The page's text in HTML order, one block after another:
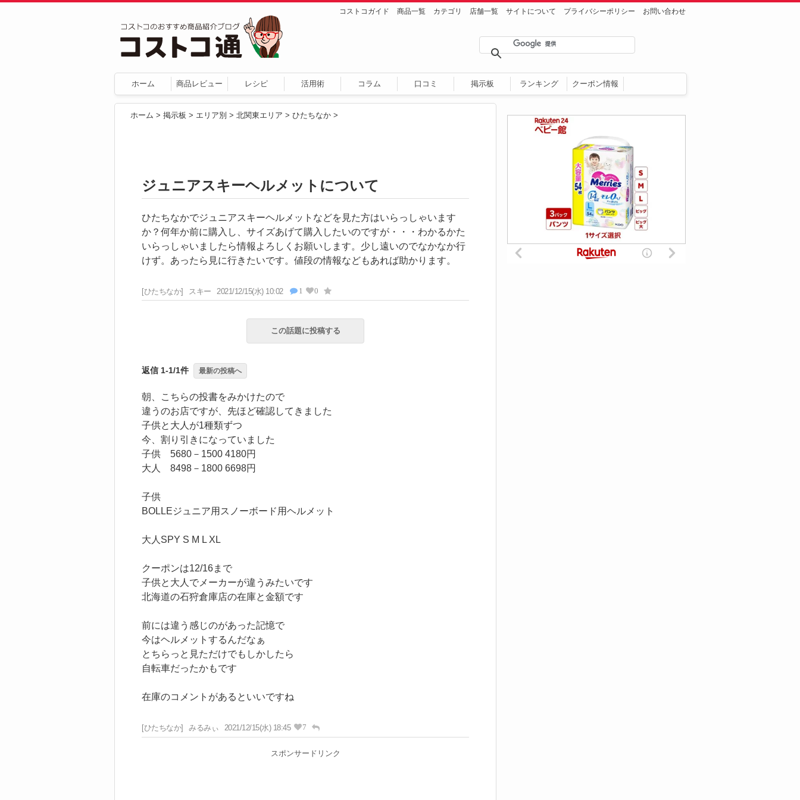
コストコガイド 商品一覧 カテゴリ 店舗一覧 サイトについて プライバシーポリシー お問い合わせ
ホーム 商品レビュー レシピ 活用術 コラム 口コミ 掲示板 ランキング クーポン情報
ホーム > 掲示板 > エリア別 > 北関東エリア > ひたちなか >
ジュニアスキーヘルメットについて
ひたちなかでジュニアスキーヘルメットなどを見た方はいらっしゃいます
か？何年か前に購入し、サイズあげて購入したいのですが・・・わかるかた
いらっしゃいましたら情報よろしくお願いします。少し遠いのでなかなか行
けず。あったら見に行きたいです。値段の情報などもあれば助かります。
[ひたちなか] スキー 2021/12/15(水) 10:02 1 0
この話題に投稿する
返信 1-1/1件 最新の投稿へ
朝、こちらの投書をみかけたので
違うのお店ですが、先ほど確認してきました
子供と大人が1種類ずつ
今、割り引きになっていました
子供 5680－1500 4180円
大人 8498－1800 6698円
子供
BOLLEジュニア用スノーボード用ヘルメット
大人SPY S M L XL
クーポンは12/16まで
子供と大人でメーカーが違うみたいです
北海道の石狩倉庫店の在庫と金額です
前には違う感じのがあった記憶で
今はヘルメットするんだなぁ
とちらっと見ただけでもしかしたら
自転車だったかもです
在庫のコメントがあるといいですね
[ひたちなか] みるみぃ 2021/12/15(水) 18:45 7
スポンサードリンク